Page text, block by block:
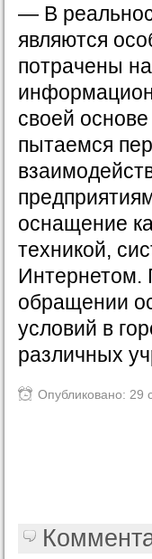
— В
являются
потрачены
своей
пытаемся
оснащение
техникой,
Интернетом.
обращении
условий в
различных
Опубликовано: 29